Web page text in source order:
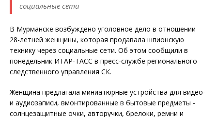
социальные сети
В Мурманске возбуждено уголовное дело в отношении
28-летней женщины, которая продавала шпионскую
технику через социальные сети. Об этом сообщили в
понедельник ИТАР-ТАСС в пресс-службе регионального
следственного управления СК.
Женщина предлагала миниатюрные устройства для видео-
и аудиозаписи, вмонтированные в бытовые предметы -
солнцезащитные очки, авторучки, брелоки, ремни и